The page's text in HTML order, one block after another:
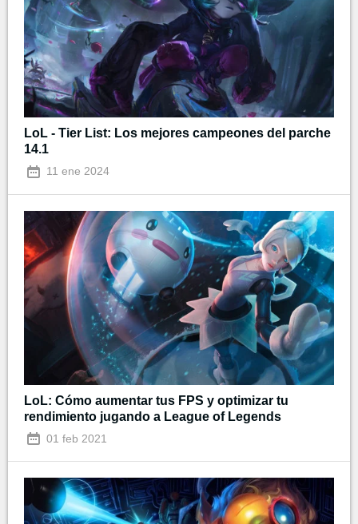
LoL - Tier List: Los mejores campeones del parche
14.1
11 ene 2024
LoL: Cómo aumentar tus FPS y optimizar tu
rendimiento jugando a League of Legends
01 feb 2021